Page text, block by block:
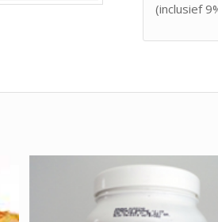
(inclusief